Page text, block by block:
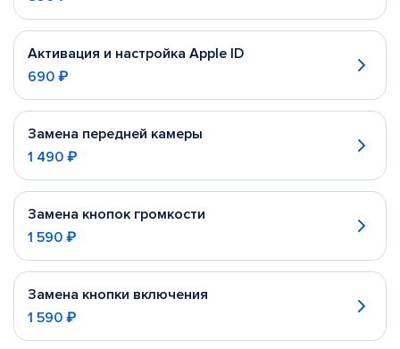
Активация и настройка Apple ID
690 ₽
Замена передней камеры
1 490 ₽
Замена кнопок громкости
1 590 ₽
Замена кнопки включения
1 590 ₽